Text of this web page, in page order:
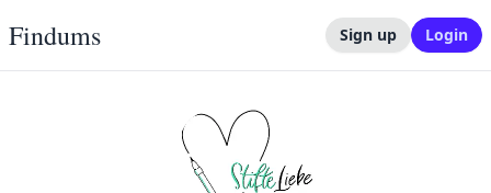
Findums Sign up Login